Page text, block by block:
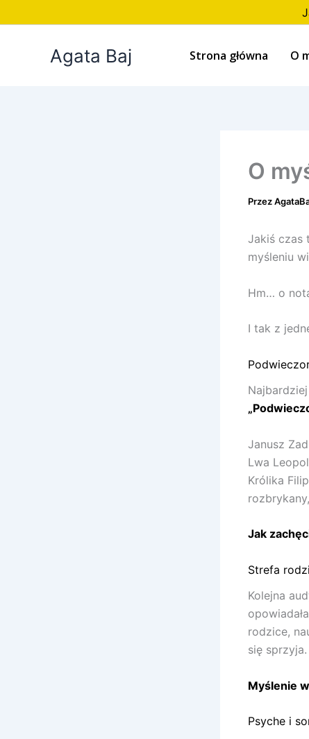
do
Agata Baj Strona główna O
O
Przez
Jakiś czas
myśleniu
Hm… o
I tak z
Janusz
Lwa
Królika
Jak
Strefa
Kolejna
rodzice,
się sprzyja.
Myślenie
Psyche i